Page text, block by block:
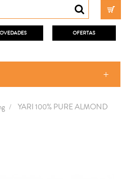
OFERTAS
YARI 100% PURE ALMOND